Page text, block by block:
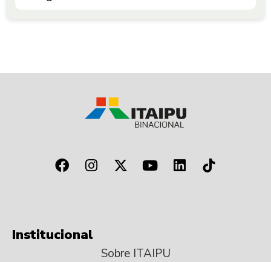
Institucional
Sobre ITAIPU